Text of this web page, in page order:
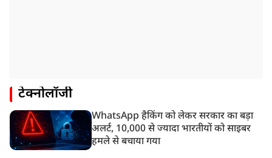
टेक्नोलॉजी
WhatsApp हैकिंग को लेकर सरकार का बड़ा
अलर्ट, 10,000 से ज्यादा भारतीयों को साइबर
हमले से बचाया गया